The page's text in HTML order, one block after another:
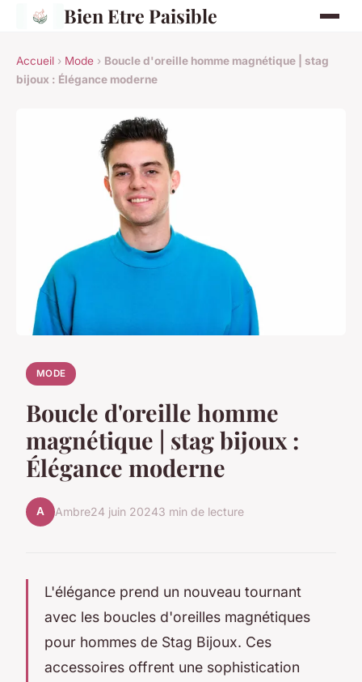
Bien Etre Paisible
Accueil › Mode › Boucle d'oreille homme magnétique | stag
bijoux : Élégance moderne
MODE
Boucle d'oreille homme
magnétique | stag bijoux :
Élégance moderne
A Ambre24 juin 20243 min de lecture
L'élégance prend un nouveau tournant
avec les boucles d'oreilles magnétiques
pour hommes de Stag Bijoux. Ces
accessoires offrent une sophistication